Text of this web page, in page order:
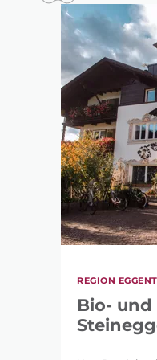
REGION
Bio- und